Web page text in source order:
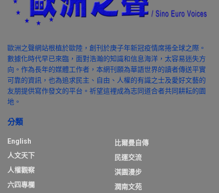
歐洲之聲網站根植於歐陸，創刊於庚子年新冠疫情席捲全球之際。
數據化時代早已來臨，面對浩瀚的知識和信息海洋，太容易迷失方
向。作為長年的媒體工作者，本網刊願為華語世界的讀者傳送平實
可靠的資訊，也為追求民主、自由、人權的有識之士及愛好文藝的
友朋提供寫作發文的平台。祈望這裡成為志同道合者共同耕耘的園
地。
分類
English
人文天下
人權觀察
六四專欄
比爾曼自傳
民運交流
淇園漫步
潤南文苑